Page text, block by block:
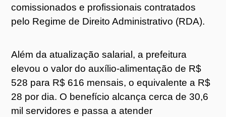
comissionados e profissionais contratados
pelo Regime de Direito Administrativo (RDA).
Além da atualização salarial, a prefeitura
elevou o valor do auxílio-alimentação de R$
528 para R$ 616 mensais, o equivalente a R$
28 por dia. O benefício alcança cerca de 30,6
mil servidores e passa a atender